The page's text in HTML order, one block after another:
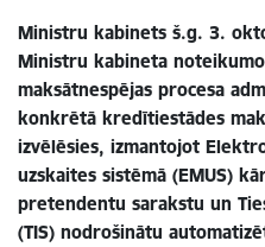
Ministru kabinets š.g. 3.
Ministru kabineta
maksātnespējas procesa
konkrētā kredītiestādes
izvēlēsies, izmantojot
uzskaites sistēmā (EMUS)
pretendentu sarakstu un
(TIS) nodrošinātu